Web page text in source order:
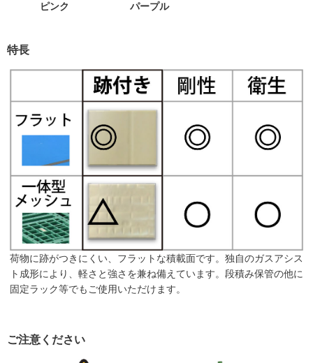
ピンク パープル
特長
荷物に跡がつきにくい、フラットな積載面です。独自のガスアシス
ト成形により、軽さと強さを兼ね備えています。段積み保管の他に
固定ラック等でもご使用いただけます。
ご注意ください